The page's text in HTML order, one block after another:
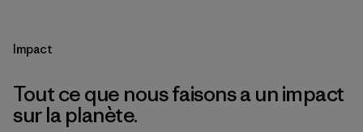
Impact
Tout ce que nous faisons a un impact
sur la planète.